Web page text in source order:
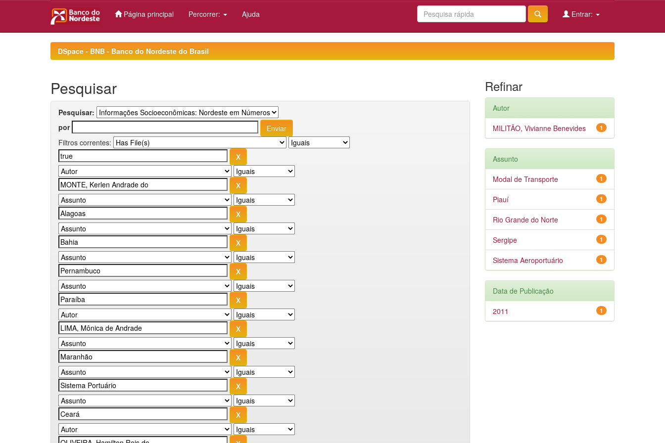
Página principal Percorrer: Ajuda Entrar:
DSpace - BNB - Banco do Nordeste do Brasil
Pesquisar
Pesquisar:
por
Filtros correntes:
Refinar
Autor
1
MILITÃO, Vivianne Benevides
Assunto
1
Modal de Transporte
1
Piauí
1
Rio Grande do Norte
1
Sergipe
1
Sistema Aeroportuário
Data de Publicação
1
2011